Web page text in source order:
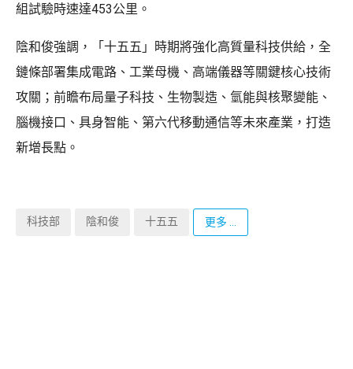
組試驗時速達453公里。
陰和俊強調，「十五五」時期將強化高質量科技供給，全
鏈條部署集成電路、工業母機、高端儀器等關鍵核心技術
攻關；前瞻布局量子科技、生物製造、氫能與核聚變能、
腦機接口、具身智能、第六代移動通信等未來產業，打造
新增長點。
科技部 陰和俊 十五五 更多 ...